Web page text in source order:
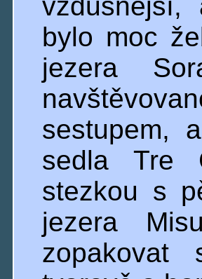
bylo moc
jezera
sestupem,
sedla Tre
stezkou s
jezera
zopakovat